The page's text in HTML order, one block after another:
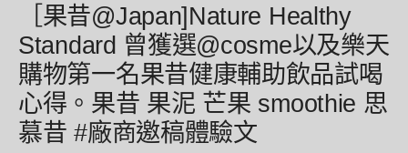
［果昔@Japan]Nature Healthy
Standard 曾獲選@cosme以及樂天
購物第一名果昔健康輔助飲品試喝
心得。果昔 果泥 芒果 smoothie 思
慕昔 #廠商邀稿體驗文